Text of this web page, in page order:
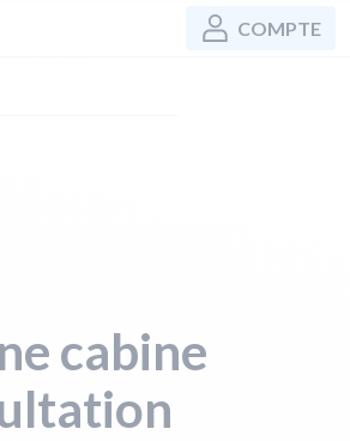
COMPTE
cabine